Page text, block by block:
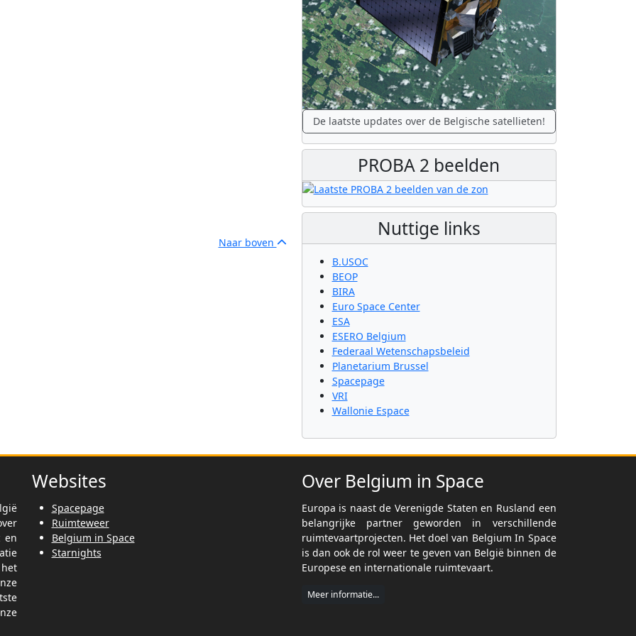
space!
Naar boven
De laatste updates over de Belgische satellieten!
PROBA 2 beelden
Nuttige links
B.USOC
BEOP
BIRA
Euro Space Center
ESA
ESERO Belgium
Federaal Wetenschapsbeleid
Planetarium Brussel
Spacepage
VRI
Wallonie Espace
en
Websites
Spacepage
Ruimteweer
Belgium in Space
Starnights
Over Belgium in Space
Europa is naast de Verenigde Staten en Rusland een
belangrijke partner geworden in verschillende
ruimtevaartprojecten. Het doel van Belgium In Space
is dan ook de rol weer te geven van België binnen de
Europese en internationale ruimtevaart.
Meer informatie...